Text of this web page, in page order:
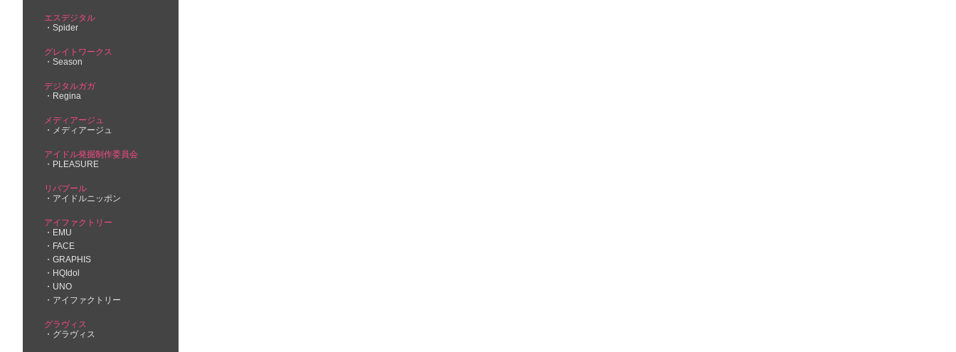
エスデジタル
Spider
グレイトワークス
Season
デジタルガガ
Regina
メディアージュ
メディアージュ
アイドル発掘制作委員会
PLEASURE
リバプール
アイドルニッポン
アイファクトリー
EMU
FACE
GRAPHIS
HQIdol
UNO
アイファクトリー
グラヴィス
グラヴィス